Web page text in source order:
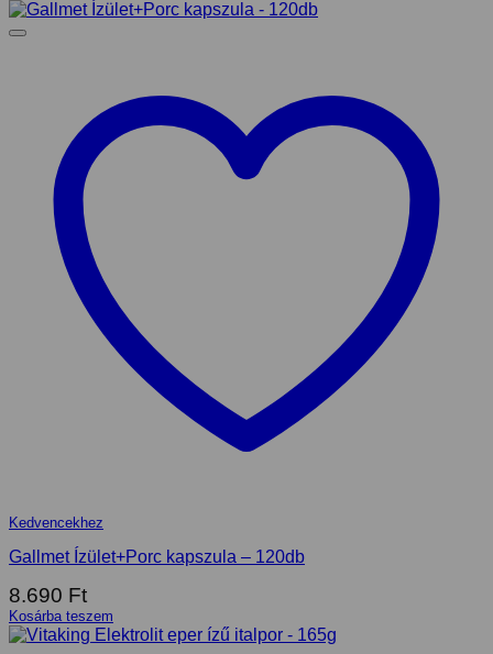
Kedvencekhez
Gallmet Ízület+Porc kapszula – 120db
8.690 Ft
Kosárba teszem